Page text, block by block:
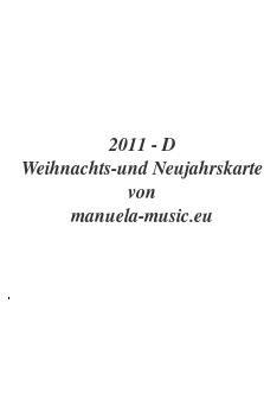
2011 - D
Weihnachts-und Neujahrskarte
von
manuela-music.eu